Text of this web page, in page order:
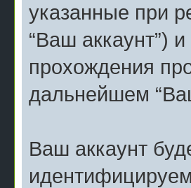
указанные при
“Ваш аккаунт”)
прохождения
дальнейшем
Ваш аккаунт